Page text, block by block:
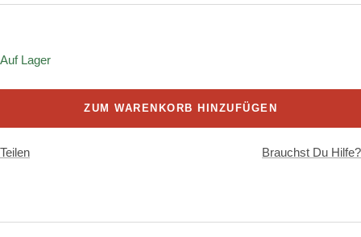
Onesize
Auf Lager
ZUM WARENKORB HINZUFÜGEN
Teilen Brauchst Du Hilfe?